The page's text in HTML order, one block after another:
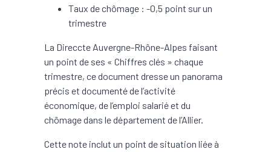
Taux de chômage : -0,5 point sur un
trimestre
La Direccte Auvergne-Rhône-Alpes faisant
un point de ses « Chiffres clés » chaque
trimestre, ce document dresse un panorama
précis et documenté de l’activité
économique, de l’emploi salarié et du
chômage dans le département de l’Allier.
Cette note inclut un point de situation liée à